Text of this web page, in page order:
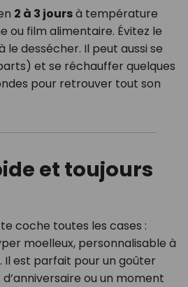
2 à 3 joursà température
ou film alimentaire. Évitez le
le dessécher. Il peut aussi se
et se réchauffer quelques
pour retrouver tout son
et toujours
coche toutes les cases :
moelleux, personnalisable à
Il est parfait pour un goûter
ou un moment